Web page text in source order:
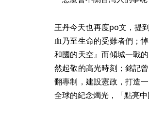
王丹今天也再度po文，提
血乃至生命的受難者們；
和國的天空』而傾城一戰
然起敬的高光時刻；銘記
翻專制，建設憲政，打造
全球的紀念燭光，「點亮中